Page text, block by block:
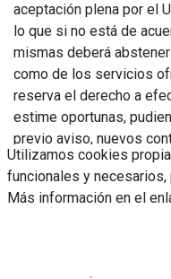
aceptación plena por el
lo que si no está de
mismas deberá
como de los servicios
reserva el derecho a
estime oportunas,
previo aviso, nuevos
forma en que éstos
las condiciones de uso
contenidos incluidos en
conscientemente, bajo
Utilizamos cookies
funcionales y necesarios,
Más información en el